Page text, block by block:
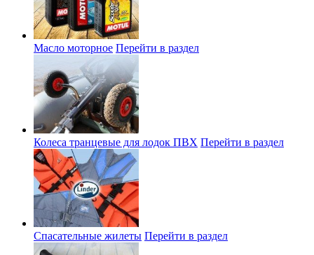
Масло моторное Перейти в раздел
Колеса транцевые для лодок ПВХ Перейти в раздел
Спасательные жилеты Перейти в раздел